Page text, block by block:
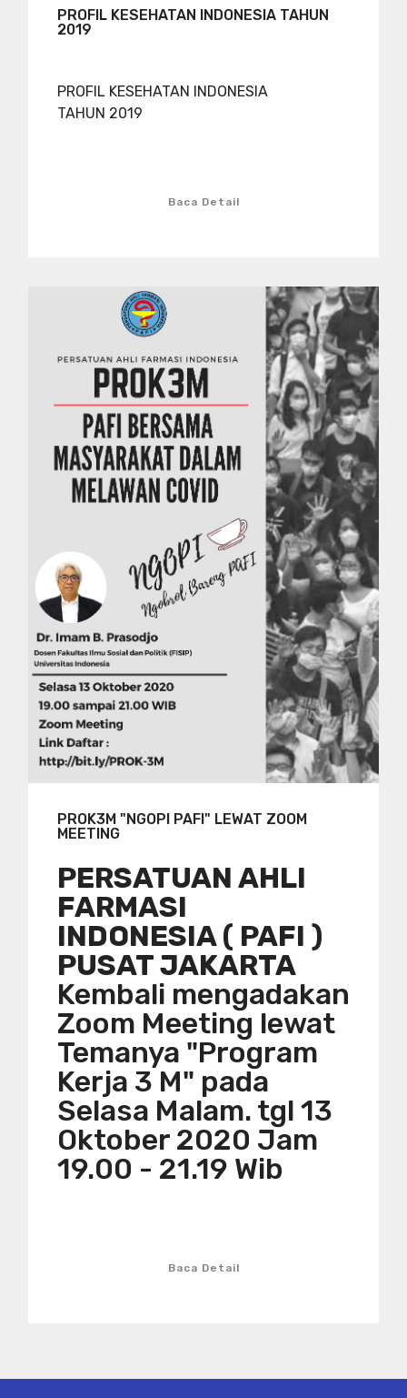
PROFIL KESEHATAN INDONESIA TAHUN
2019
PROFIL KESEHATAN INDONESIA
TAHUN 2019
Baca Detail
PROK3M "NGOPI PAFI" LEWAT ZOOM
MEETING
PERSATUAN AHLI
FARMASI
INDONESIA ( PAFI )
PUSAT JAKARTA
Kembali mengadakan
Zoom Meeting lewat
Temanya "Program
Kerja 3 M" pada
Selasa Malam. tgl 13
Oktober 2020 Jam
19.00 - 21.19 Wib
Baca Detail